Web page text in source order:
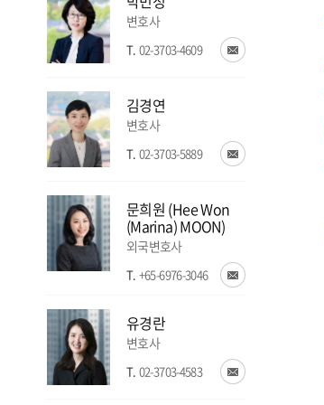
변호사
T. 02-3703-4609
김경연
변호사
T. 02-3703-5889
문희원 (Hee Won
(Marina) MOON)
외국변호사
T. +65-6976-3046
유경란
변호사
T. 02-3703-4583